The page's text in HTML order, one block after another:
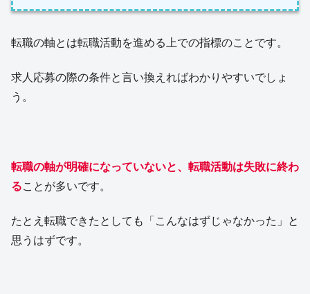
転職の軸とは転職活動を進める上での指標のことです。
求人応募の際の条件と言い換えればわかりやすいでしょ
う。
転職の軸が明確になっていないと、転職活動は失敗に終わ
ることが多いです。
たとえ転職できたとしても「こんなはずじゃなかった」と
思うはずです。